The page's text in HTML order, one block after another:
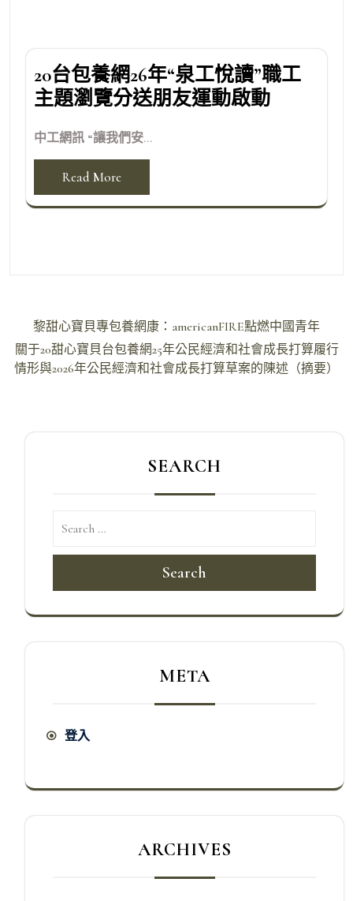
20台包養網26年“泉工悅讀”職工
主題瀏覽分送朋友運動啟動
中工網訊 “讓我們安...
Read More
章
導
黎甜心寶貝專包養網康：americanFIRE點燃中國青年
關于20甜心寶貝台包養網25年公民經濟和社會成長打算履行
情形與2026年公民經濟和社會成長打算草案的陳述（摘要）
SEARCH
Search
META
登入
ARCHIVES